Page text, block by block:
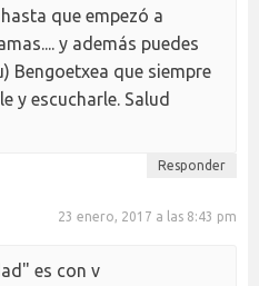
que empezó a
y además puedes
Bengoetxea que siempre
y escucharle. Salud
Responder
23 enero, 2017 a las 8:43 pm
es con v